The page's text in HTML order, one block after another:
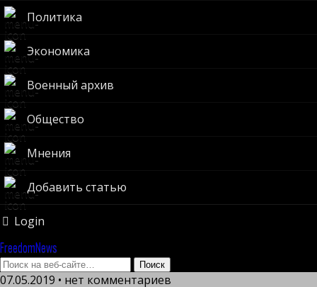
Политика
Экономика
Военный архив
Общество
Мнения
Добавить статью
Login
FreedomNews
07.05.2019 • нет комментариев